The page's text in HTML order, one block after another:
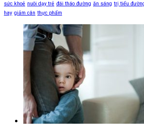
sức khoẻ nuôi dạy trẻ đái tháo đường ăn sáng trị tiểu
hay giảm cân thực phẩm